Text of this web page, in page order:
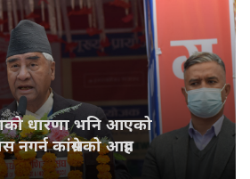
धारणा भनि आएको
नगर्न कांग्रेसको आग्रह